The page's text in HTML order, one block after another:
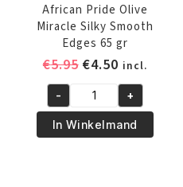
African Pride Olive
Miracle Silky Smooth
Edges 65 gr
€5.95 Oorspronkelijke
was:
€5.95.
€4.50Huidige
prijs
is:
€4.50.
incl.
African
Pride
Olive
- +
In Winkelmand